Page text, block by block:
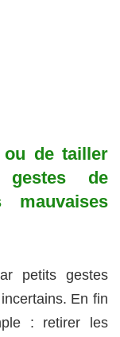
ou de tailler
gestes de
petits gestes
En fin
: retirer les